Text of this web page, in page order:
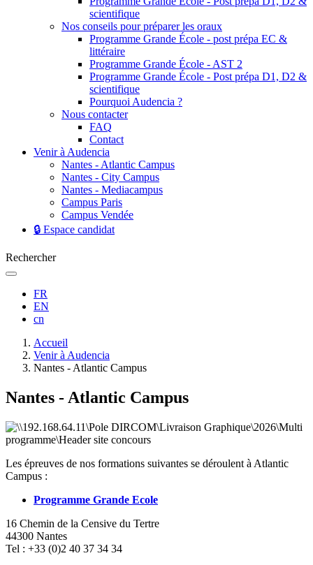
scientifique
Nos conseils pour préparer les oraux
Programme Grande École - post prépa EC &
littéraire
Programme Grande École - AST 2
Programme Grande École - Post prépa D1, D2 &
scientifique
Pourquoi Audencia ?
Nous contacter
FAQ
Contact
Venir à Audencia
Nantes - Atlantic Campus
Nantes - City Campus
Nantes - Mediacampus
Campus Paris
Campus Vendée
🔒 Espace candidat
Rechercher
FR
EN
cn
d'Ariane
Accueil
Venir à Audencia
Nantes - Atlantic Campus
Nantes - Atlantic Campus
Les épreuves de nos formations suivantes se déroulent à Atlantic
Campus :
Programme Grande Ecole
16 Chemin de la Censive du Tertre
44300 Nantes
Tel : +33 (0)2 40 37 34 34